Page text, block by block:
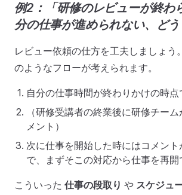
例2：「研修のレビューが終わ
分の仕事が進められない、どう
レビュー依頼の仕方を工夫しましょう
のようなフローが考えられます。
自分の仕事時間が終わりかけの時
（研修受講者の終業後に研修チー
メント）
次に仕事を開始した時にはコメン
で、まずそこの対応から仕事を再開
こういった 仕事の段取り や スケジュ